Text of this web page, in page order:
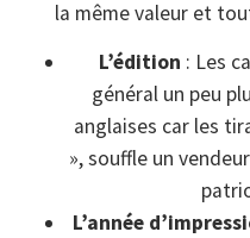
la même valeur et
L’édition : Les
général un peu
anglaises car les
», souffle un
L’année